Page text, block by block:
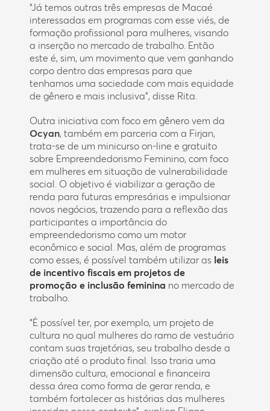
“Já temos outras três empresas de Macaé
interessadas em programas com esse viés, de
formação profissional para mulheres, visando
a inserção no mercado de trabalho. Então
este é, sim, um movimento que vem ganhando
corpo dentro das empresas para que
tenhamos uma sociedade com mais equidade
de gênero e mais inclusiva”, disse Rita.
Outra iniciativa com foco em gênero vem da
Ocyan, também em parceria com a Firjan,
trata-se de um minicurso on-line e gratuito
sobre Empreendedorismo Feminino, com foco
em mulheres em situação de vulnerabilidade
social. O objetivo é viabilizar a geração de
renda para futuras empresárias e impulsionar
novos negócios, trazendo para a reflexão das
participantes a importância do
empreendedorismo como um motor
econômico e social. Mas, além de programas
como esses, é possível também utilizar as leis
de incentivo fiscais em projetos de
promoção e inclusão feminina no mercado de
trabalho.
“É possível ter, por exemplo, um projeto de
cultura no qual mulheres do ramo de vestuário
contam suas trajetórias, seu trabalho desde a
criação até o produto final. Isso traria uma
dimensão cultura, emocional e financeira
dessa área como forma de gerar renda, e
também fortalecer as histórias das mulheres